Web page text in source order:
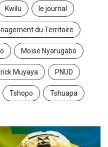
Kwilu le journal
du Territoire
Moïse Nyarugabo
Muyaya PNUD
Tshopo Tshuapa